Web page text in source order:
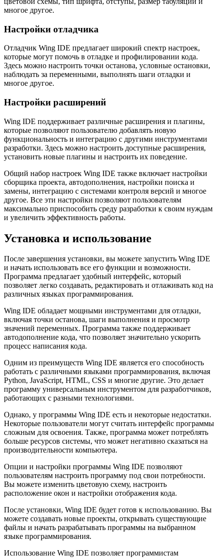
многое другое.
Настройки отладчика
Отладчик Wing IDE предлагает широкий спектр настроек,
которые могут помочь в отладке и профилировании кода.
Здесь можно настроить точки останова, условные остановки,
наблюдать за переменными, выполнять шаги отладки и
многое другое.
Настройки расширений
Wing IDE поддерживает различные расширения и плагины,
которые позволяют пользователю добавлять новую
функциональность и интеграцию с другими инструментами
разработки. Здесь можно настроить доступные расширения,
установить новые плагины и настроить их поведение.
Общий набор настроек Wing IDE также включает настройки
сборщика проекта, автодополнения, настройки поиска и
замены, интеграцию с системами контроля версий и многое
другое. Все эти настройки позволяют пользователям
максимально приспособить среду разработки к своим нуждам
и увеличить эффективность работы.
Установка и использование
После завершения установки, вы можете запустить Wing IDE
и начать использовать все его функции и возможности.
Программа предлагает удобный интерфейс, который
позволяет легко создавать, редактировать и отлаживать код на
различных языках программирования.
Wing IDE обладает мощными инструментами для отладки,
включая точки останова, шаги выполнения и просмотр
значений переменных. Программа также поддерживает
автодополнение кода, что позволяет значительно ускорить
процесс написания кода.
Одним из преимуществ Wing IDE является его способность
работать с различными языками программирования, включая
Python, JavaScript, HTML, CSS и многие другие. Это делает
программу универсальным инструментом для разработчиков,
работающих с разными технологиями.
Однако, у программы Wing IDE есть и некоторые недостатки.
Некоторые пользователи могут считать интерфейс программы
сложным для освоения. Также, программа может потреблять
больше ресурсов системы, что может негативно сказаться на
производительности компьютера.
Опции и настройки программы Wing IDE позволяют
пользователям настроить программу под свои потребности.
Вы можете изменить цветовую схему, настроить
расположение окон и настройки отображения кода.
После установки, Wing IDE будет готов к использованию. Вы
можете создавать новые проекты, открывать существующие
файлы и начать разрабатывать программы на выбранном
языке программирования.
Использование Wing IDE позволяет программистам